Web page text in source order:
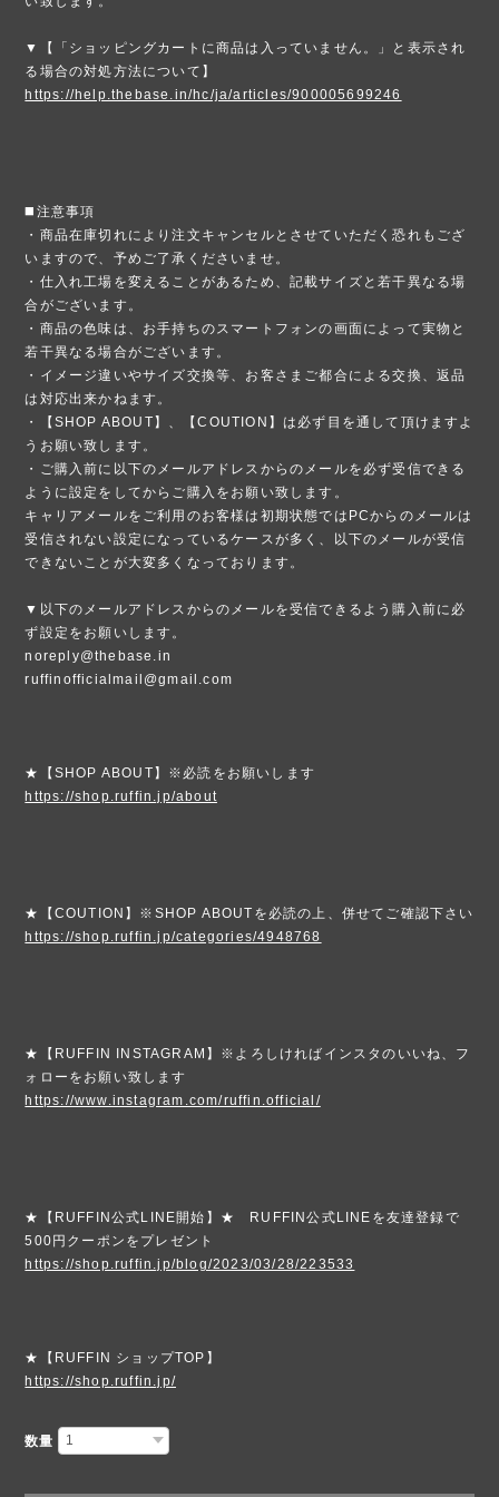
▼【「ショッピングカートに商品は入っていません。」と表示され
る場合の対処方法について】
https://help.thebase.in/hc/ja/articles/900005699246
◼️注意事項
・商品在庫切れにより注文キャンセルとさせていただく恐れもござ
いますので、予めご了承くださいませ。
・仕入れ工場を変えることがあるため、記載サイズと若干異なる場
合がございます。
・商品の色味は、お手持ちのスマートフォンの画面によって実物と
若干異なる場合がございます。
・イメージ違いやサイズ交換等、お客さまご都合による交換、返品
は対応出来かねます。
・【SHOP ABOUT】、【COUTION】は必ず目を通して頂けますよ
うお願い致します。
・ご購入前に以下のメールアドレスからのメールを必ず受信できる
ように設定をしてからご購入をお願い致します。
キャリアメールをご利用のお客様は初期状態ではPCからのメールは
受信されない設定になっているケースが多く、以下のメールが受信
できないことが大変多くなっております。
▼以下のメールアドレスからのメールを受信できるよう購入前に必
ず設定をお願いします。
noreply@thebase.in
ruffinofficialmail@gmail.com
★【SHOP ABOUT】※必読をお願いします
https://shop.ruffin.jp/about
★【COUTION】※SHOP ABOUTを必読の上、併せてご確認下さい
https://shop.ruffin.jp/categories/4948768
★【RUFFIN INSTAGRAM】※よろしければインスタのいいね、フ
ォローをお願い致します
https://www.instagram.com/ruffin.official/
★【RUFFIN公式LINE開始】★ RUFFIN公式LINEを友達登録で
500円クーポンをプレゼント
https://shop.ruffin.jp/blog/2023/03/28/223533
★【RUFFIN ショップTOP】
https://shop.ruffin.jp/
数量